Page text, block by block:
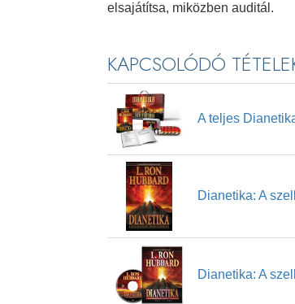
elsajátítsa, miközben auditál.
KAPCSOLÓDÓ
A teljes
Dianetika: A
Dianetika: A